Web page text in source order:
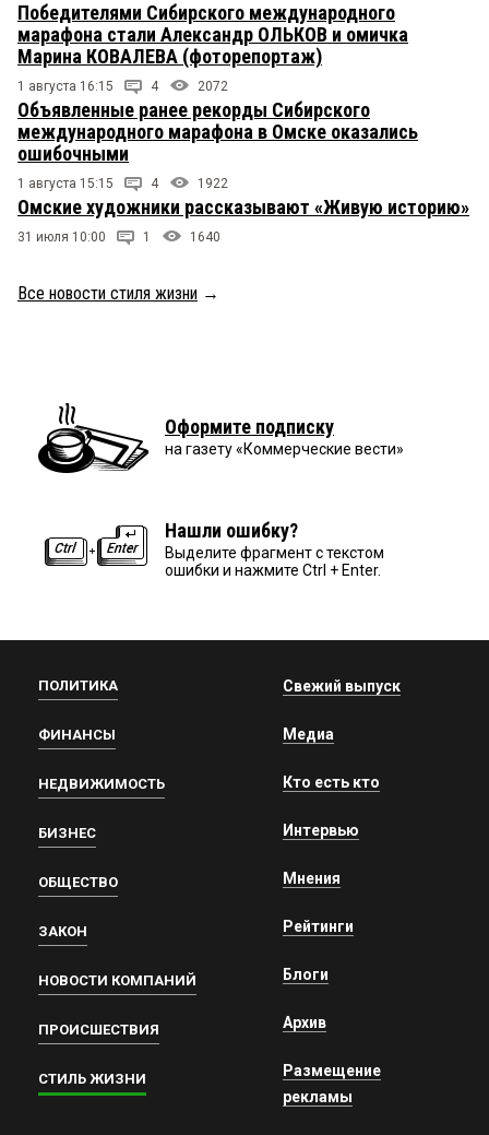
Победителями Сибирского международного
марафона стали Александр ОЛЬКОВ и омичка
Марина КОВАЛЕВА (фоторепортаж)
1 августа 16:15 4 2072
Объявленные ранее рекорды Сибирского
международного марафона в Омске оказались
ошибочными
1 августа 15:15 4 1922
Омские художники рассказывают «Живую историю»
31 июля 10:00 1 1640
Все новости стиля жизни →
Оформите подписку
на газету «Коммерческие вести»
Нашли ошибку?
Выделите фрагмент с текстом
ошибки и нажмите Ctrl + Enter.
ПОЛИТИКА
ФИНАНСЫ
НЕДВИЖИМОСТЬ
БИЗНЕС
ОБЩЕСТВО
ЗАКОН
НОВОСТИ КОМПАНИЙ
ПРОИСШЕСТВИЯ
СТИЛЬ ЖИЗНИ
Свежий выпуск
Медиа
Кто есть кто
Интервью
Мнения
Рейтинги
Блоги
Архив
Размещение
рекламы